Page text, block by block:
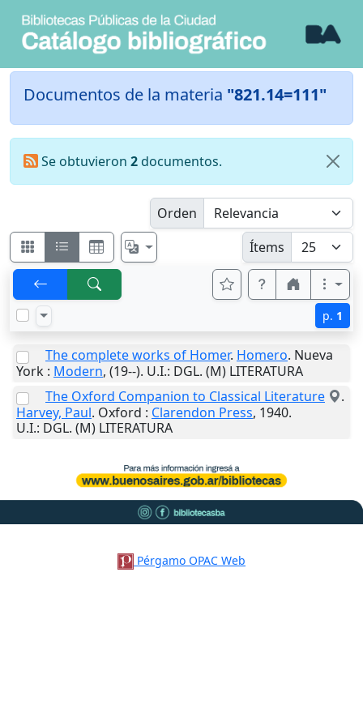
Documentos de la materia "821.14=111"
Se obtuvieron 2documentos.
Orden
Ítems
p. 1
The complete works of Homer. Homero. Nueva
York : Modern, (19--). U.I.: DGL. (M) LITERATURA
The Oxford Companion to Classical Literature
.
Harvey, Paul. Oxford : Clarendon Press, 1940.
U.I.: DGL. (M) LITERATURA
Pérgamo OPAC Web